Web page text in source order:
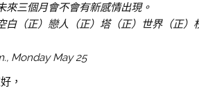
來三個月會不會有新感情出現。
白（正）戀人（正）塔（正）世界（正）
Monday May 25
，